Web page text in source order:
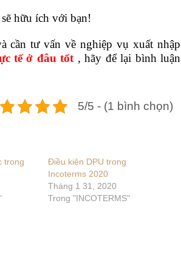
hữu ích với bạn!
cần tư vấn về nghiệp vụ xuất nhập
tế ở đâu tốt , hãy để lại bình luận
5/5 - (1 bình chọn)
trong
Điều kiện DPU trong
Incoterms 2020
Tháng 1 31, 2020
Trong "INCOTERMS"